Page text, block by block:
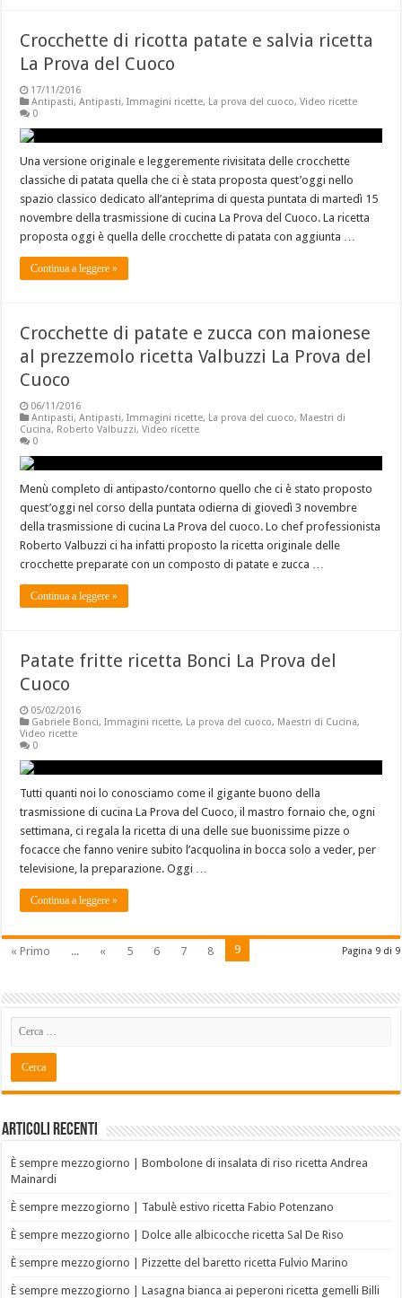
Crocchette di ricotta patate e salvia ricetta
La Prova del Cuoco
17/11/2016
Antipasti,Antipasti,Immagini ricette, La prova del cuoco,Video ricette
0
Una versione originale e leggeremente rivisitata delle crocchette
classiche di patata quella che ci è stata proposta quest’oggi nello
spazio classico dedicato all’anteprima di questa puntata di martedì 15
novembre della trasmissione di cucina La Prova del Cuoco. La ricetta
proposta oggi è quella delle crocchette di patata con aggiunta …
Continua a leggere »
Crocchette di patate e zucca con maionese
al prezzemolo ricetta Valbuzzi La Prova del
Cuoco
06/11/2016
Antipasti,Antipasti,Immagini ricette, La prova del cuoco, Maestri di
Cucina, Roberto Valbuzzi,Video ricette
0
Menù completo di antipasto/contorno quello che ci è stato proposto
quest’oggi nel corso della puntata odierna di giovedì 3 novembre
della trasmissione di cucina La Prova del cuoco. Lo chef professionista
Roberto Valbuzzi ci ha infatti proposto la ricetta originale delle
crocchette preparate con un composto di patate e zucca …
Continua a leggere »
Patate fritte ricetta Bonci La Prova del
Cuoco
05/02/2016
Gabriele Bonci,Immagini ricette, La prova del cuoco, Maestri di Cucina,
Video ricette
0
Tutti quanti noi lo conosciamo come il gigante buono della
trasmissione di cucina La Prova del Cuoco, il mastro fornaio che, ogni
settimana, ci regala la ricetta di una delle sue buonissime pizze o
focacce che fanno venire subito l’acquolina in bocca solo a veder, per
televisione, la preparazione. Oggi …
Continua a leggere »
Pagina 9 di 9
« Primo ... « 5 6 7 8 9
Articoli recenti
È sempre mezzogiorno | Bombolone di insalata di riso ricetta Andrea
Mainardi
È sempre mezzogiorno | Tabulè estivo ricetta Fabio Potenzano
È sempre mezzogiorno | Dolce alle albicocche ricetta Sal De Riso
È sempre mezzogiorno | Pizzette del baretto ricetta Fulvio Marino
È sempre mezzogiorno | Lasagna bianca ai peperoni ricetta gemelli Billi